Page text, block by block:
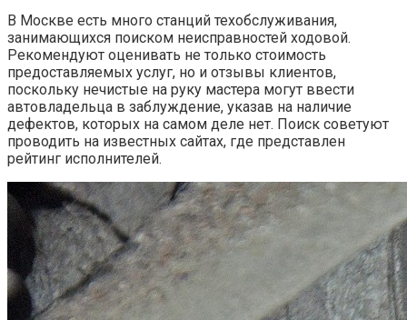
В Москве есть много станций техобслуживания,
занимающихся поиском неисправностей ходовой.
Рекомендуют оценивать не только стоимость
предоставляемых услуг, но и отзывы клиентов,
поскольку нечистые на руку мастера могут ввести
автовладельца в заблуждение, указав на наличие
дефектов, которых на самом деле нет. Поиск советуют
проводить на известных сайтах, где представлен
рейтинг исполнителей.